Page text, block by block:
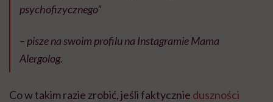
psychofizycznego”
– pisze na swoim profilu na Instagramie Mama
Alergolog.
Co w takim razie zrobić, jeśli faktycznie duszności